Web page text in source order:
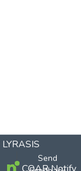
LYRASIS
Send